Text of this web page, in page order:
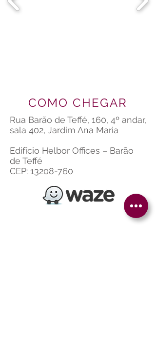
COMO CHEGAR
Rua Barão de Teffé, 160, 4º andar,
sala 402, Jardim Ana Maria
Edifício Helbor Offices – Barão
de Teffé
CEP: 13208-760